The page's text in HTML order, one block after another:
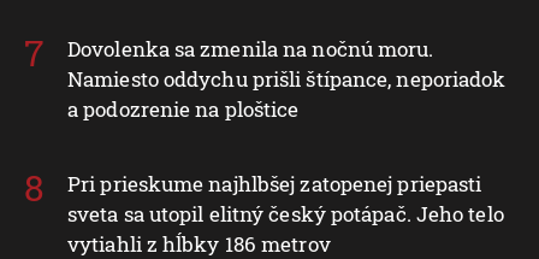
Dovolenka sa zmenila na nočnú moru.
Namiesto oddychu prišli štípance, neporiadok
a podozrenie na ploštice
Pri prieskume najhlbšej zatopenej priepasti
sveta sa utopil elitný český potápač. Jeho telo
vytiahli z hĺbky 186 metrov